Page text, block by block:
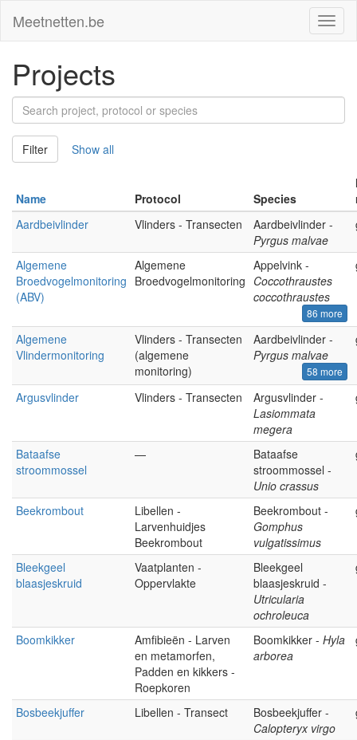
Meetnetten.be
Projects
Search
project,
protocol
species
Filter Show all
Name Protocol Species
Aardbeivlinder
Vlinders - Transecten
Aardbeivlinder -
Pyrgus malvae
Algemene
Broedvogelmonitoring
(ABV)
Algemene
Broedvogelmonitoring
Appelvink -
Coccothraustes
coccothraustes
86 more
Algemene
Vlindermonitoring
Vlinders - Transecten
(algemene
monitoring)
Aardbeivlinder -
Pyrgus malvae
58 more
Argusvlinder Vlinders - Transecten
Argusvlinder -
Lasiommata
megera
Bataafse
stroommossel
—
Bataafse
stroommossel -
Unio crassus
Beekrombout
Libellen -
Larvenhuidjes
Beekrombout
Beekrombout -
Gomphus
vulgatissimus
Bleekgeel
blaasjeskruid
Vaatplanten -
Oppervlakte
Bleekgeel
blaasjeskruid -
Utricularia
ochroleuca
Boomkikker
Amfibieën - Larven
en metamorfen,
Padden en kikkers -
Roepkoren
Boomkikker - Hyla
arborea
Bosbeekjuffer Libellen - Transect
Bosbeekjuffer -
Calopteryx virgo